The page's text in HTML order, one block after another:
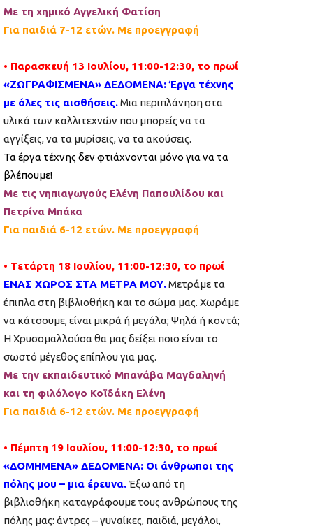
Με τη χημικό Αγγελική Φατίση
Για παιδιά 7-12 ετών. Με προεγγραφή
• Παρασκευή 13 Ιουλίου, 11:00-12:30, το πρωί
«ΖΩΓΡΑΦΙΣΜΕΝΑ» ΔΕΔΟΜΕΝΑ: Έργα τέχνης
με όλες τις αισθήσεις.Μια περιπλάνηση στα
υλικά των καλλιτεχνών που μπορείς να τα
αγγίξεις, να τα μυρίσεις, να τα ακούσεις.
Τα έργα τέχνης δεν φτιάχνονται μόνο για να τα
βλέπουμε!
Με τις νηπιαγωγούς Ελένη Παπουλίδου και
Πετρίνα Μπάκα
Για παιδιά 6-12 ετών. Με προεγγραφή
• Τετάρτη 18 Ιουλίου, 11:00-12:30, το πρωί
ΕΝΑΣ ΧΩΡΟΣ ΣΤΑ ΜΕΤΡΑ ΜΟΥ.Μετράμε τα
έπιπλα στη βιβλιοθήκη και το σώμα μας. Χωράμε
να κάτσουμε, είναι μικρά ή μεγάλα; Ψηλά ή κοντά;
Η Χρυσομαλλούσα θα μας δείξει ποιο είναι το
σωστό μέγεθος επίπλου για μας.
Με την εκπαιδευτικό Μπανάβα Μαγδαληνή
και τη φιλόλογο Κοϊδάκη Ελένη
Για παιδιά 6-12 ετών. Με προεγγραφή
• Πέμπτη 19 Ιουλίου, 11:00-12:30, το πρωί
«ΔΟΜΗΜΕΝΑ» ΔΕΔΟΜΕΝΑ: Οι άνθρωποι της
πόλης μου – μια έρευνα.Έξω από τη
βιβλιοθήκη καταγράφουμε τους ανθρώπους της
πόλης μας: άντρες – γυναίκες, παιδιά, μεγάλοι,